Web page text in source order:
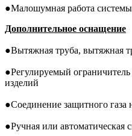
●Малошумная работа
Дополнительное оснащение
●Вытяжная труба, вытяжная
●Регулируемый
изделий
●Соединение защитного газа
●Ручная или автоматическая